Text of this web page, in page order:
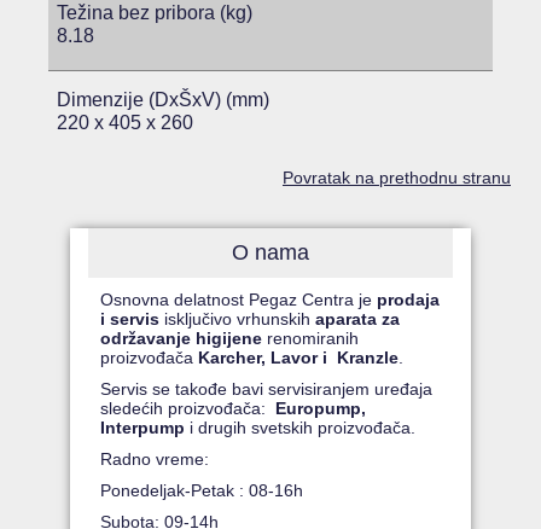
Težina bez pribora (kg)
8.18
Dimenzije (DxŠxV) (mm)
220 x 405 x 260
Povratak na prethodnu stranu
O nama
Osnovna delatnost Pegaz Centra je prodaja
i servis isključivo vrhunskihaparata za
održavanje higijene renomiranih
proizvođača Karcher, Lavor i Kranzle.
Servis se takođe bavi servisiranjem uređaja
sledećih proizvođača: Europump,
Interpump i drugih svetskih proizvođača.
Radno vreme:
Ponedeljak-Petak : 08-16h
Subota: 09-14h